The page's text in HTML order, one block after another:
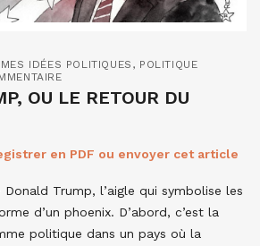
MES IDÉES POLITIQUES , POLITIQUE
OU LE RETOUR DU
en PDF ou envoyer cet article
Trump, l’aigle qui symbolise les
d’un phoenix. D’abord, c’est la
politique dans un pays où la